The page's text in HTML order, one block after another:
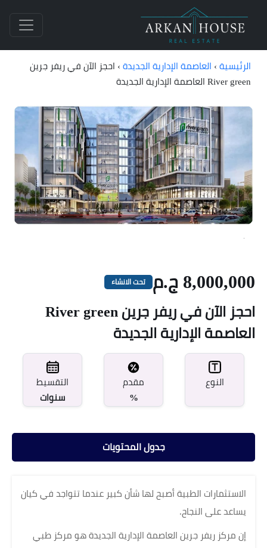
الرئيسية › العاصمة الإدارية الجديدة › احجز الآن في ريفر جرين
River green العاصمة الإدارية الجديدة
8,000,000 ج.م تحت الانشاء
احجز الآن في ريفر جرين River green
العاصمة الإدارية الجديدة
النوع
مقدم
%
التقسيط
سنوات
جدول المحتويات
الاستثمارات الطبية أصبح لها شأن كبير عندما تتواجد في كيان
يساعد على النجاح.
إن مركز ريفر جرين العاصمة الإدارية الجديدة هو مركز طبي